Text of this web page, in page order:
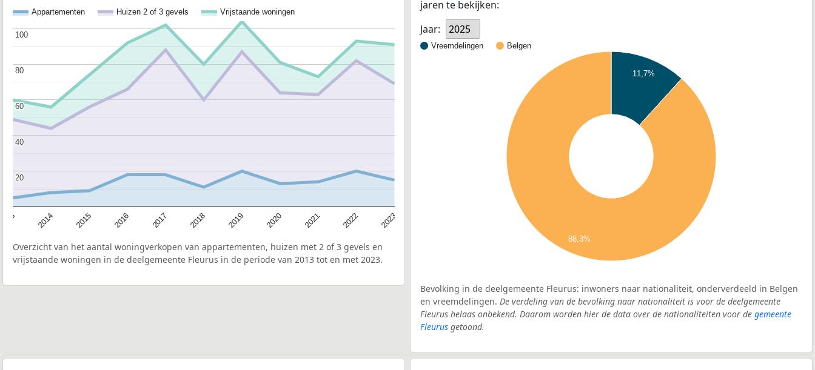
Appartementen Huizen 2 of 3 gevels Vrijstaande woningen
2014 2015 2016 2017 2018 2019 2020 2021 2022 2023
20
20
40
40
60
60
80
80
100
100
Overzicht van het aantal woningverkopen van appartementen, huizen met 2 of 3 gevels en
vrijstaande woningen in de deelgemeente Fleurus in de periode van 2013 tot en met 2023.
jaren te bekijken:
Jaar:
2025
Vreemdelingen Belgen
11,7%
88,3%
Bevolking in de deelgemeente Fleurus: inwoners naar nationaliteit, onderverdeeld in Belgen
en vreemdelingen. De verdeling van de bevolking naar nationaliteit is voor de deelgemeente
Fleurus helaas onbekend. Daarom worden hier de data over de nationaliteiten voor de gemeente
Fleurus getoond.